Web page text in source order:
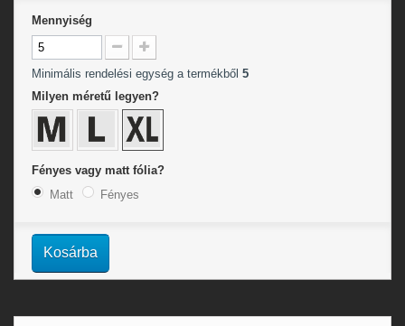
Mennyiség
Minimális rendelési egység a termékből 5
Milyen méretű legyen?
Fényes vagy matt fólia?
Matt
Fényes
Kosárba